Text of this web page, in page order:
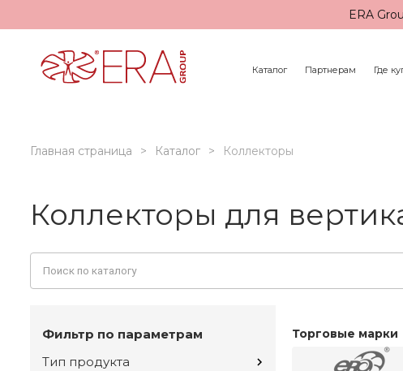
ERA
Каталог Партнерам Где
Главная страница Каталог Коллекторы
Коллекторы для
Фильтр по параметрам
Тип продукта
Торговые марки